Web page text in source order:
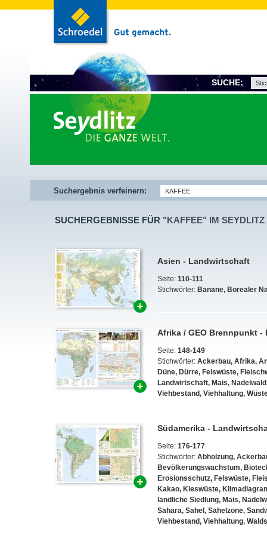
SUCHE:
Suchergebnis verfeinern:
SUCHERGEBNISSE FÜR "KAFFEE" IM SEYDLITZ
Asien - Landwirtschaft
Seite: 110-111
Stichwörter: Banane, Borealer
Afrika / GEO Brennpunkt
Seite: 148-149
Stichwörter: Ackerbau, Afrika,
Düne, Dürre, Felswüste,
Landwirtschaft, Mais, Nadelwald
Viehbestand, Viehhaltung,
Südamerika -
Seite: 176-177
Stichwörter: Abholzung,
Bevölkerungswachstum,
Erosionsschutz, Felswüste,
Kakao, Kieswüste,
ländliche Siedlung, Mais,
Sahara, Sahel , Sahelzone,
Viehbestand, Viehhaltung,